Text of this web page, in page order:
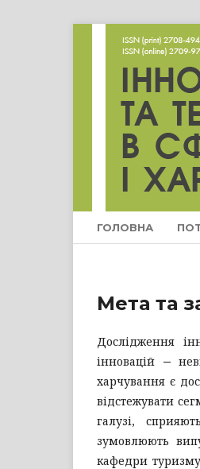
ГОЛОВНА
Мета та
Дослідження
інновацій ‒
харчування є
відстежувати
галузі,
зумовлюють
кафедри туризму